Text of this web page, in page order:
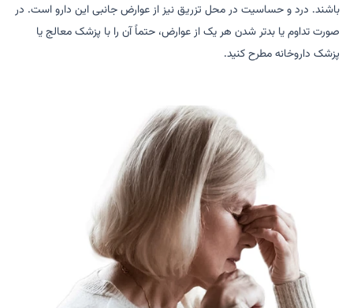
باشند. درد و حساسیت در محل تزریق نیز از عوارض جانبی این دارو است. در
صورت تداوم یا بدتر شدن هر یک از عوارض، حتماً آن را با پزشک معالج یا
پزشک داروخانه مطرح کنید.